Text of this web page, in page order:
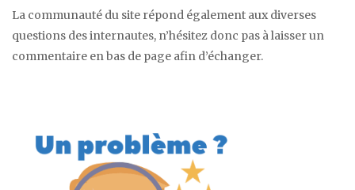
La communauté du site répond également aux diverses
questions des internautes, n’hésitez donc pas à laisser un
commentaire en bas de page afin d’échanger.